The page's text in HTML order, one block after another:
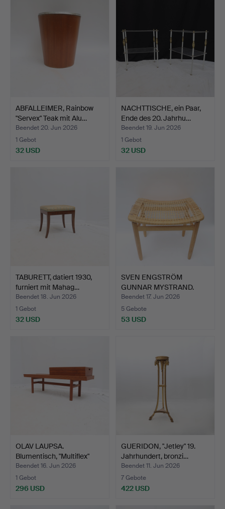
ABFALLEIMER, Rainbow
"Servex" Teak mit Alu…
Beendet 20. Jun 2026
1 Gebot
32 USD
NACHTTISCHE, ein Paar,
Ende des 20. Jahrhu…
Beendet 19. Jun 2026
1 Gebot
32 USD
TABURETT, datiert 1930,
furniert mit Mahag…
Beendet 18. Jun 2026
1 Gebot
32 USD
SVEN ENGSTRÖM
GUNNAR MYSTRAND.
Hocker, Eic…
Beendet 17. Jun 2026
5 Gebote
53 USD
OLAV LAUPSA.
Blumentisch, "Multiflex"
Sola…
Beendet 16. Jun 2026
1 Gebot
296 USD
GUERIDON, "Jetley" 19.
Jahrhundert, bronzi…
Beendet 11. Jun 2026
7 Gebote
422 USD